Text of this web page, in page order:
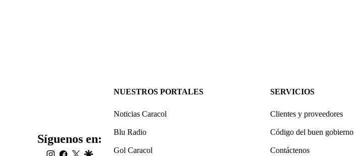
Síguenos en:
instagram
facebook
twittergoogle
NUESTROS PORTALES
Noticias Caracol
Blu Radio
Gol Caracol
SERVICIOS
Clientes y proveedores
Código del buen gobierno
Contáctenos